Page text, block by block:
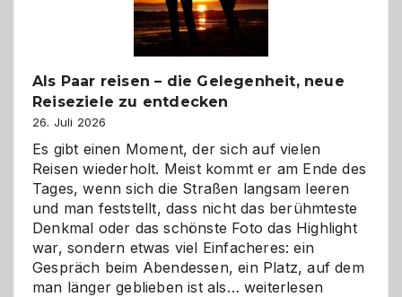
Als Paar reisen – die Gelegenheit, neue
Reiseziele zu entdecken
26. Juli 2026
Es gibt einen Moment, der sich auf vielen
Reisen wiederholt. Meist kommt er am Ende des
Tages, wenn sich die Straßen langsam leeren
und man feststellt, dass nicht das berühmteste
Denkmal oder das schönste Foto das Highlight
war, sondern etwas viel Einfacheres: ein
Gespräch beim Abendessen, ein Platz, auf dem
man länger geblieben ist als… Als
weiterlesen